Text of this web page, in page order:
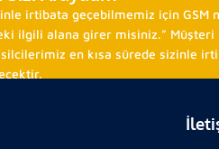
irtibata geçebilmemiz için GSM
ilgili alana girer misiniz.” Müşteri
en kısa sürede sizinle